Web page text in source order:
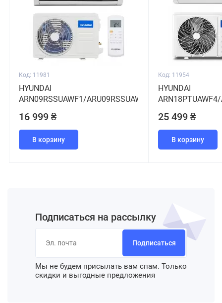
Код: 11981
HYUNDAI
ARN09RSSUAWF1/ARU09RSSUAWF1
16 999 ₴
В корзину
Код: 11954
HYUNDAI
25 499 ₴
В корзину
Подписаться на рассылку
Подписаться
Мы не будем присылать вам спам. Только
скидки и выгодные предложения